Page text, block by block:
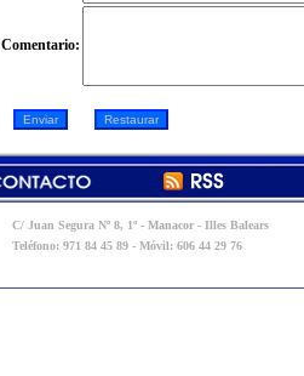
Comentario:
C/ Juan Segura Nº 8, 1º - Manacor - Illes Balears
Teléfono: 971 84 45 89 - Móvil: 606 44 29 76